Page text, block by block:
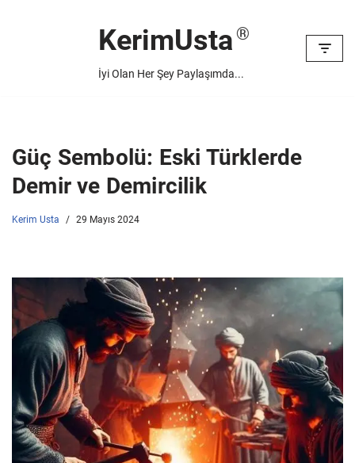
KerimUsta
İyi Olan Her Şey Paylaşımda...
Güç Sembolü: Eski Türklerde
Demir ve Demircilik
Kerim Usta 29 Mayıs 2024